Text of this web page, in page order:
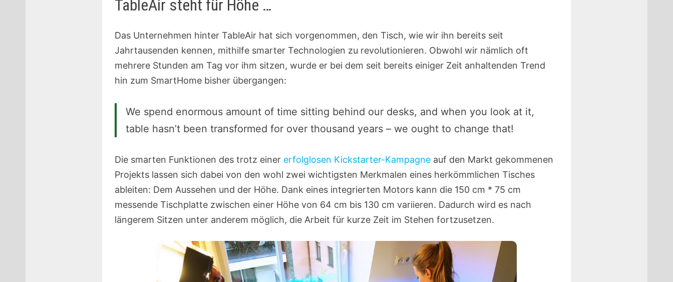
TableAir steht für Höhe …
Das Unternehmen hinter TableAir hat sich vorgenommen, den Tisch, wie wir ihn bereits seit
Jahrtausenden kennen, mithilfe smarter Technologien zu revolutionieren. Obwohl wir nämlich oft
mehrere Stunden am Tag vor ihm sitzen, wurde er bei dem seit bereits einiger Zeit anhaltenden Trend
hin zum SmartHome bisher übergangen:
We spend enormous amount of time sitting behind our desks, and when you look at it,
table hasn’t been transformed for over thousand years – we ought to change that!
Die smarten Funktionen des trotz einer erfolglosen Kickstarter-Kampagneauf den Markt gekommenen
Projekts lassen sich dabei von den wohl zwei wichtigsten Merkmalen eines herkömmlichen Tisches
ableiten: Dem Aussehen und der Höhe. Dank eines integrierten Motors kann die 150 cm * 75 cm
messende Tischplatte zwischen einer Höhe von 64 cm bis 130 cm variieren. Dadurch wird es nach
längerem Sitzen unter anderem möglich, die Arbeit für kurze Zeit im Stehen fortzusetzen.